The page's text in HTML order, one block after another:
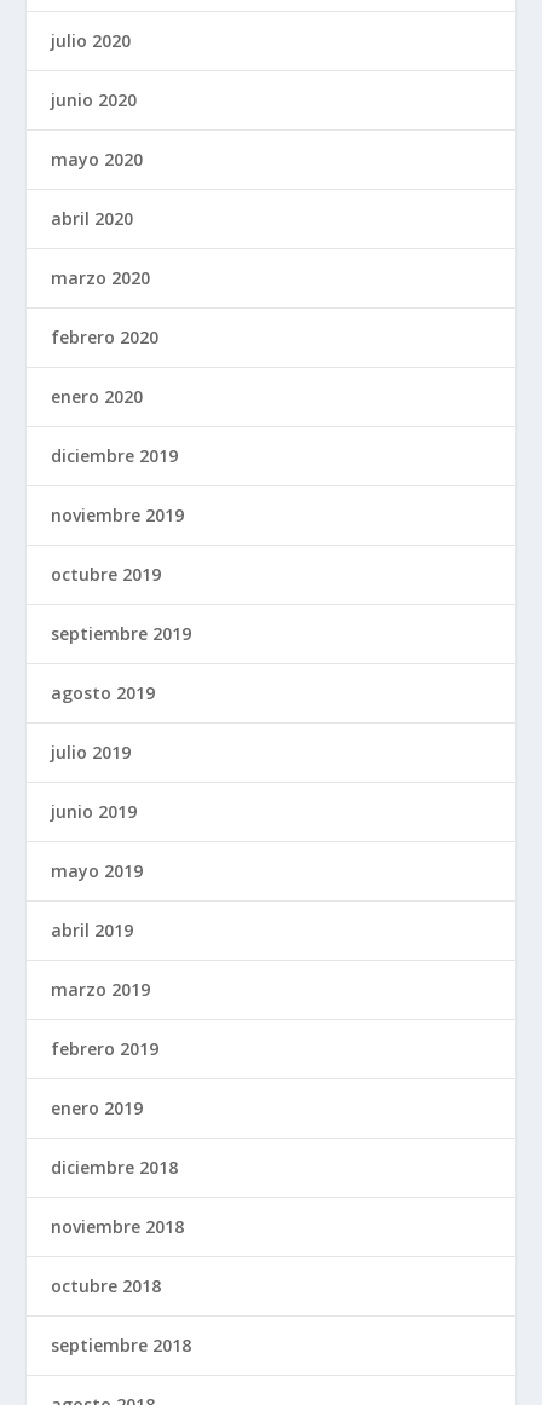
julio 2020
junio 2020
mayo 2020
abril 2020
marzo 2020
febrero 2020
enero 2020
diciembre 2019
noviembre 2019
octubre 2019
septiembre 2019
agosto 2019
julio 2019
junio 2019
mayo 2019
abril 2019
marzo 2019
febrero 2019
enero 2019
diciembre 2018
noviembre 2018
octubre 2018
septiembre 2018